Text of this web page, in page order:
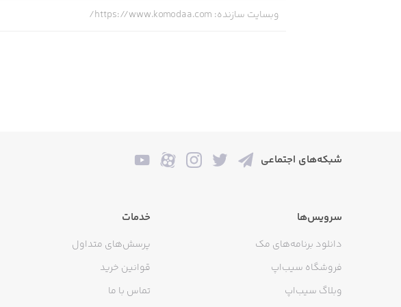
‏لباس کودک
بسازید و از امکانات و ویژگی‌های متنوع آن استفاده کنید.
جمع‌بندی
وبسایت سازنده:
https://www.komodaa.com/
شبکه‌های اجتماعی
سرویس‌ها
دانلود برنامه‌های مک
فروشگاه سیب‌اپ
وبلاگ سیب‌اپ
خدمات
پرسش‌های متداول
قوانین خرید
تماس با ما